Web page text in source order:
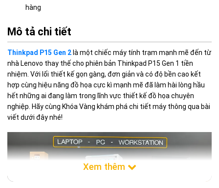
hàng
Mô tả chi tiết
Thinkpad P15 Gen 2 là một chiếc máy tính trạm mạnh mẽ đến từ
nhà Lenovo thay thế cho phiên bản Thinkpad P15 Gen 1 tiền
nhiệm. Với lối thiết kế gọn gàng, đơn giản và có độ bền cao kết
hợp cùng hiệu năng đồ họa cực kì mạnh mẽ đã làm hài lòng hầu
hết những ai đang làm trong lĩnh vực thiết kế đồ họa chuyên
nghiệp. Hãy cùng Khóa Vàng khám phá chi tiết máy thông qua bài
viết dưới đây nhé!